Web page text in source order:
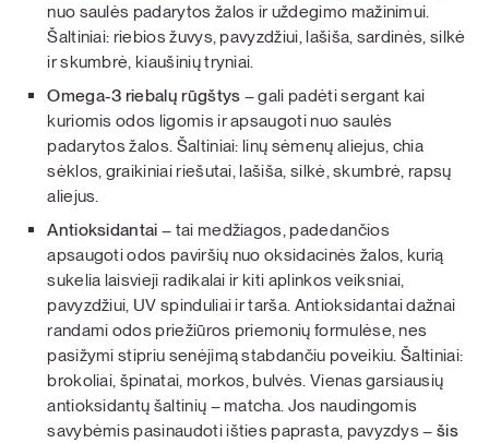
nuo saulės padarytos žalos ir uždegimo mažinimui.
Šaltiniai: riebios žuvys, pavyzdžiui, lašiša, sardinės, silkė
ir skumbrė, kiaušinių tryniai.
Omega-3 riebalų rūgštys – gali padėti sergant kai
kuriomis odos ligomis ir apsaugoti nuo saulės
padarytos žalos. Šaltiniai: linų sėmenų aliejus, chia
sėklos, graikiniai riešutai, lašiša, silkė, skumbrė, rapsų
aliejus.
Antioksidantai – tai medžiagos, padedančios
apsaugoti odos paviršių nuo oksidacinės žalos, kurią
sukelia laisvieji radikalai ir kiti aplinkos veiksniai,
pavyzdžiui, UV spinduliai ir tarša. Antioksidantai dažnai
randami odos priežiūros priemonių formulėse, nes
pasižymi stipriu senėjimą stabdančiu poveikiu. Šaltiniai:
brokoliai, špinatai, morkos, bulvės. Vienas garsiausių
antioksidantų šaltinių – matcha. Jos naudingomis
savybėmis pasinaudoti išties paprasta, pavyzdys –šis